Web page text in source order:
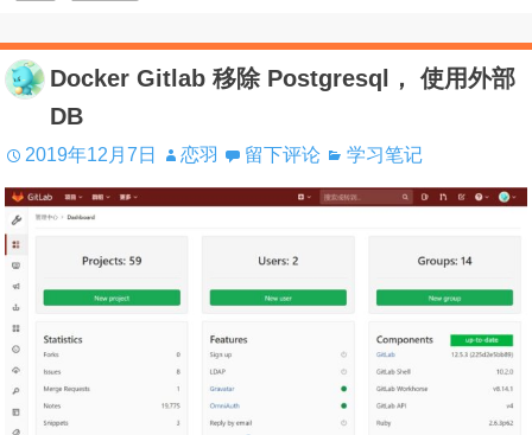
Docker Gitlab 移除 Postgresql， 使用外部
DB
2019年12月7日 恋羽 留下评论 学习笔记